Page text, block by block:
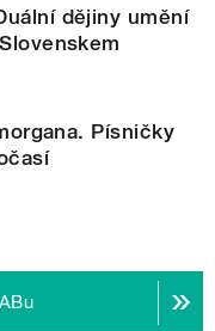
dějiny umění
Písničky